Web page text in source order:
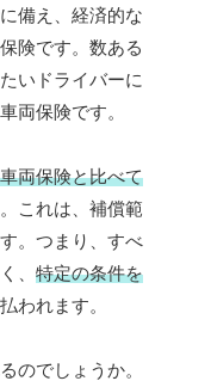
備え、経済的な
険です。数ある
いドライバーに
両保険です。
両保険と比べて
これは、補償範
。つまり、すべ
、 特定の条件を
われます。
のでしょうか。